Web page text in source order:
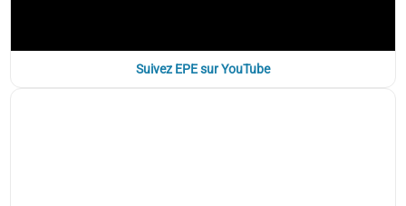
Suivez EPE sur YouTube